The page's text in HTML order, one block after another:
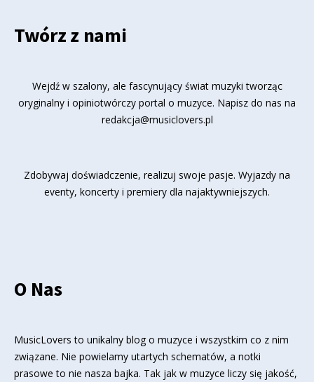
Twórz z nami
Wejdź w szalony, ale fascynujący świat muzyki tworząc
oryginalny i opiniotwórczy portal o muzyce. Napisz do nas na
redakcja@musiclovers.pl
Zdobywaj doświadczenie, realizuj swoje pasje. Wyjazdy na
eventy, koncerty i premiery dla najaktywniejszych.
O Nas
MusicLovers to unikalny blog o muzyce i wszystkim co z nim
związane. Nie powielamy utartych schematów, a notki
prasowe to nie nasza bajka. Tak jak w muzyce liczy się jakość,